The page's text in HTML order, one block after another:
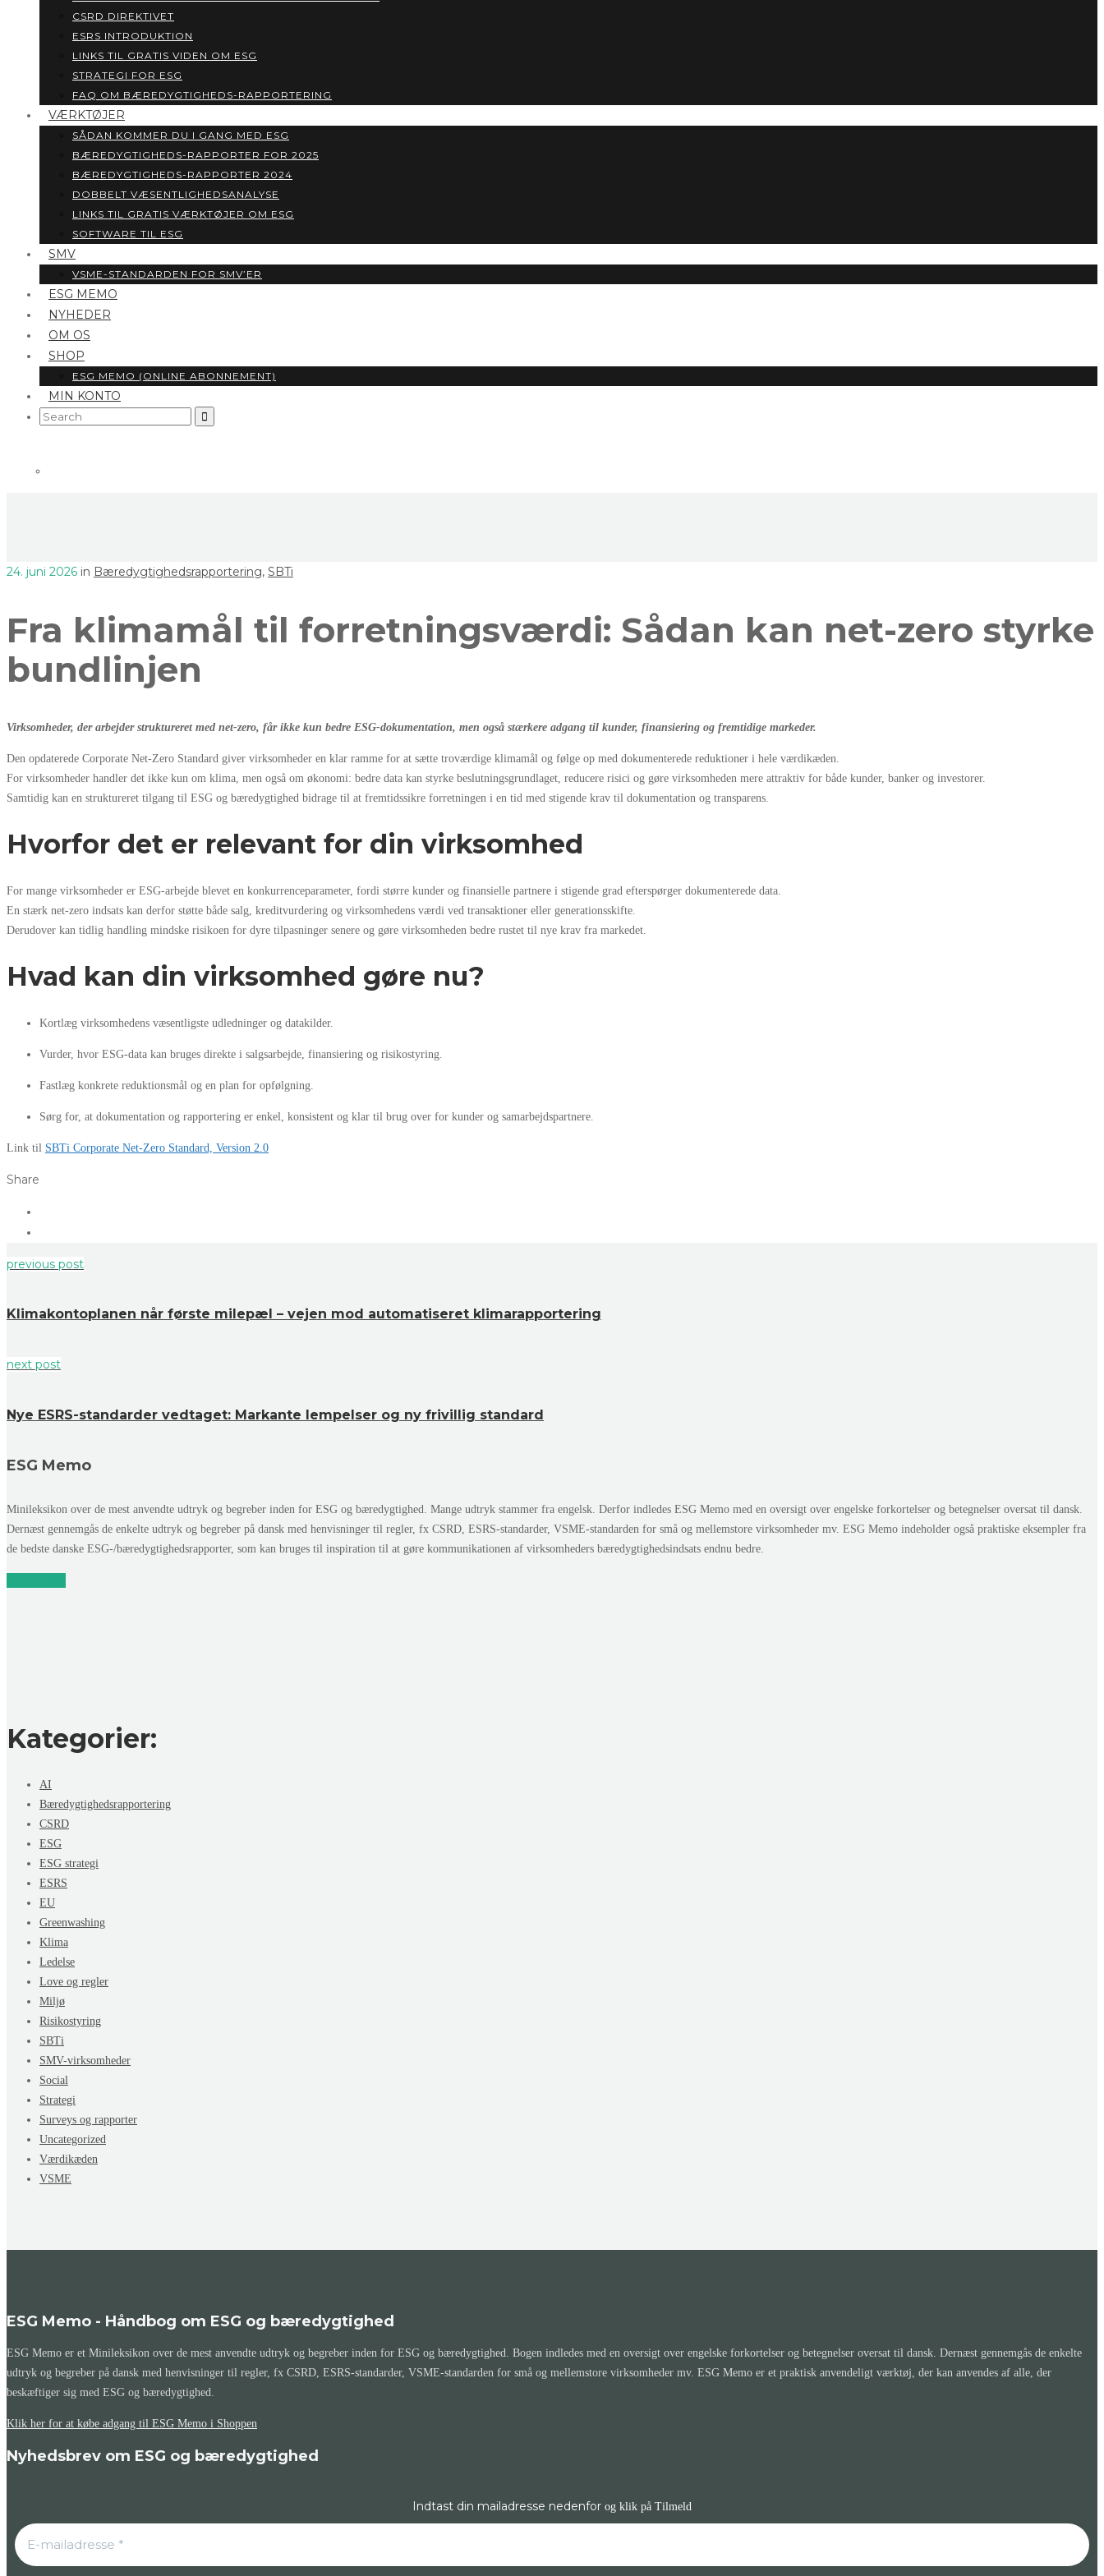
CSRD DIREKTIVET
ESRS INTRODUKTION
LINKS TIL GRATIS VIDEN OM ESG
STRATEGI FOR ESG
FAQ OM BÆREDYGTIGHEDS-RAPPORTERING
VÆRKTØJER
SÅDAN KOMMER DU I GANG MED ESG
BÆREDYGTIGHEDS-RAPPORTER FOR 2025
BÆREDYGTIGHEDS-RAPPORTER 2024
DOBBELT VÆSENTLIGHEDSANALYSE
LINKS TIL GRATIS VÆRKTØJER OM ESG
SOFTWARE TIL ESG
SMV
VSME-STANDARDEN FOR SMV’ER
ESG MEMO
NYHEDER
OM OS
SHOP
ESG MEMO (ONLINE ABONNEMENT)
MIN KONTO
Search
24. juni 2026 in Bæredygtighedsrapportering, SBTi
Fra klimamål til forretningsværdi: Sådan kan net-zero styrke
bundlinjen
Virksomheder, der arbejder struktureret med net-zero, får ikke kun bedre ESG-dokumentation, men også stærkere adgang til kunder, finansiering og fremtidige markeder.
Den opdaterede Corporate Net-Zero Standard giver virksomheder en klar ramme for at sætte troværdige klimamål og følge op med dokumenterede reduktioner i hele værdikæden.
For virksomheder handler det ikke kun om klima, men også om økonomi: bedre data kan styrke beslutningsgrundlaget, reducere risici og gøre virksomheden mere attraktiv for både kunder, banker og investorer.
Samtidig kan en struktureret tilgang til ESG og bæredygtighed bidrage til at fremtidssikre forretningen i en tid med stigende krav til dokumentation og transparens.
Hvorfor det er relevant for din virksomhed
For mange virksomheder er ESG-arbejde blevet en konkurrenceparameter, fordi større kunder og finansielle partnere i stigende grad efterspørger dokumenterede data.
En stærk net-zero indsats kan derfor støtte både salg, kreditvurdering og virksomhedens værdi ved transaktioner eller generationsskifte.
Derudover kan tidlig handling mindske risikoen for dyre tilpasninger senere og gøre virksomheden bedre rustet til nye krav fra markedet.
Hvad kan din virksomhed gøre nu?
Kortlæg virksomhedens væsentligste udledninger og datakilder.
Vurder, hvor ESG-data kan bruges direkte i salgsarbejde, finansiering og risikostyring.
Fastlæg konkrete reduktionsmål og en plan for opfølgning.
Sørg for, at dokumentation og rapportering er enkel, konsistent og klar til brug over for kunder og samarbejdspartnere.
Link til SBTi Corporate Net-Zero Standard, Version 2.0
Share
previous post
Klimakontoplanen når første milepæl – vejen mod automatiseret klimarapportering
next post
Nye ESRS-standarder vedtaget: Markante lempelser og ny frivillig standard
ESG Memo
Minileksikon over de mest anvendte udtryk og begreber inden for ESG og bæredygtighed. Mange udtryk stammer fra engelsk. Derfor indledes ESG Memo med en oversigt over engelske forkortelser og betegnelser oversat til dansk.
Dernæst gennemgås de enkelte udtryk og begreber på dansk med henvisninger til regler, fx CSRD, ESRS-standarder, VSME-standarden for små og mellemstore virksomheder mv. ESG Memo indeholder også praktiske eksempler fra
de bedste danske ESG-/bæredygtighedsrapporter, som kan bruges til inspiration til at gøre kommunikationen af virksomheders bæredygtighedsindsats endnu bedre.
Kategorier:
AI
Bæredygtighedsrapportering
CSRD
ESG
ESG strategi
ESRS
EU
Greenwashing
Klima
Ledelse
Love og regler
Miljø
Risikostyring
SBTi
SMV-virksomheder
Social
Strategi
Surveys og rapporter
Uncategorized
Værdikæden
VSME
ESG Memo - Håndbog om ESG og bæredygtighed
ESG Memo er et Minileksikon over de mest anvendte udtryk og begreber inden for ESG og bæredygtighed. Bogen indledes med en oversigt over engelske forkortelser og betegnelser oversat til dansk. Dernæst gennemgås de enkelte
udtryk og begreber på dansk med henvisninger til regler, fx CSRD, ESRS-standarder, VSME-standarden for små og mellemstore virksomheder mv. ESG Memo er et praktisk anvendeligt værktøj, der kan anvendes af alle, der
beskæftiger sig med ESG og bæredygtighed.
Klik her for at købe adgang til ESG Memo i Shoppen
Nyhedsbrev om ESG og bæredygtighed
Indtast din mailadresse nedenfor og klik på Tilmeld